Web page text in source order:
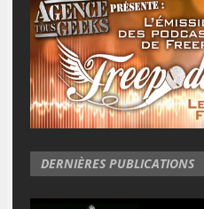
DERNIÈRES PUBLICATIONS